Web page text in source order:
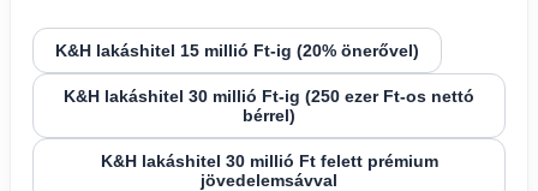
K&H lakáshitel 15 millió Ft-ig (20% önerővel)
K&H lakáshitel 30 millió Ft-ig (250 ezer Ft-os nettó
bérrel)
K&H lakáshitel 30 millió Ft felett prémium
jövedelemsávval